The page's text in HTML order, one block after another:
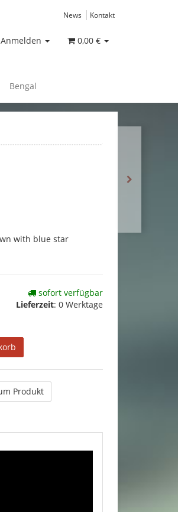
News Kontakt
Anmelden 0,00 €
Bengal
with blue star
sofort verfügbar
Lieferzeit: 0 Werktage
Produkt